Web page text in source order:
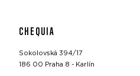
CHEQUIA
Sokolovská 394/17
186 00 Praha 8 - Karlín